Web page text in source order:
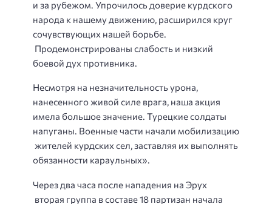
и за рубежом. Упрочилось доверие курдского
народа к нашему движению, расширился круг
сочувствующих нашей борьбе.
Продемонстрированы слабость и низкий
боевой дух противника.
Несмотря на незначительность урона,
нанесенного живой силе врага, наша акция
имела большое значение. Турецкие солдаты
напуганы. Военные части начали мобилизацию
жителей курдских сел, заставляя их выполнять
обязанности караульных».
Через два часа после нападения на Эрух
вторая группа в составе 18 партизан начала